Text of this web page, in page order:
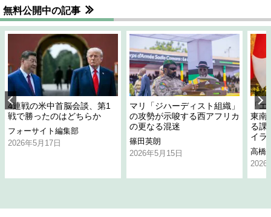
無料公開中の記事
4連戦の米中首脳会談、第1
戦で勝ったのはどちらか
フォーサイト編集部
2026年5月17日
マリ「ジハーディスト組織」
の攻勢が示唆する西アフリカ
の更なる混迷
篠田英朗
2026年5月15日
「
東南
る課
イラ
高橋
2026